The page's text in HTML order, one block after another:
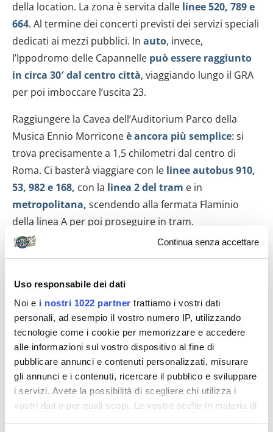
Continua senza accettare
Uso responsabile dei dati
Noi e i nostri 1022 partner trattiamo i vostri dati
personali, ad esempio il vostro numero IP, utilizzando
tecnologie come i cookie per memorizzare e accedere
alle informazioni sul vostro dispositivo al fine di
pubblicare annunci e contenuti personalizzati, misurare
gli annunci e i contenuti, ricercare il pubblico e sviluppare
i servizi. Avete la possibilità di scegliere chi utilizza i
vostri dati e per quali scopi. Le vostre scelte in materia di
della location. La zona è servita dalle linee 520, 789 e
664. Al termine dei concerti previsti dei servizi speciali
dedicati ai mezzi pubblici. In auto, invece,
l’Ippodromo delle Capannelle può essere raggiunto
in circa 30′ dal centro città, viaggiando lungo il GRA
per poi imboccare l’uscita 23.
Raggiungere la Cavea dell’Auditorium Parco della
Musica Ennio Morriconeè ancora più semplice: si
trova precisamente a 1,5 chilometri dal centro di
Roma. Ci basterà viaggiare con le linee autobus 910,
53, 982 e 168, con la linea 2 del tram e in
metropolitana, scendendo alla fermata Flaminio
della linea A per poi proseguire in tram.